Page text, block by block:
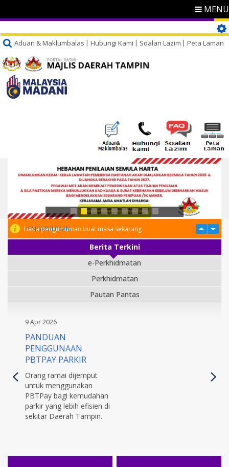
MENU
Aduan & Maklumbalas Hubungi Kami Soalan Lazim Peta Laman
PENGUMUMAN
Tiada pengumuman buat masa sekarang
Berita Terkini
e-Perkhidmatan
Perkhidmatan
Pautan Pantas
9 Apr 2026
PANDUAN
PENGGUNAAN
PBTPAY PARKIR
Orang ramai dijemput
untuk menggunakan
PBTPay bagi kemudahan
parkir yang lebih efisien di
sekitar Daerah Tampin.